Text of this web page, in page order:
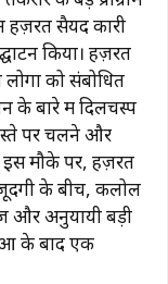
सैयद कारी
किया। हज़रत
लोगों को संबोधित
के बारे में दिलचस्प
पर चलने और
इस मौके पर, हज़रत
के बीच, कलोल
और अनुयायी बड़ी
के बाद एक